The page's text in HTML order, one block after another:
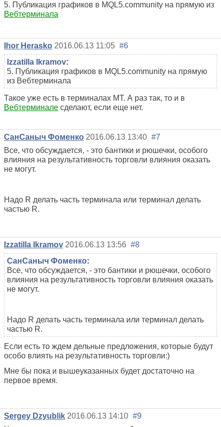
5. Публикация графиков в MQL5.community на прямую из
Вебтерминала
Ihor Herasko 2016.06.13 11:05 #6
Izzatilla Ikramov:
5. Публикация графиков в MQL5.community на прямую
из Вебтерминала
Такое уже есть в терминалах МТ. А раз так, то и в
Вебтерминале сделают, если еще нет.
СанСаныч Фоменко 2016.06.13 13:40 #7
Все, что обсуждается, - это бантики и рюшечки, особого
влияния на результативность торговли влияния оказать
не могут.
Надо R делать часть терминала или терминал делать
частью R.
Izzatilla Ikramov 2016.06.13 13:56 #8
СанСаныч Фоменко:
Все, что обсуждается, - это бантики и рюшечки, особого
влияния на результативность торговли влияния оказать
не могут.
Надо R делать часть терминала или терминал делать
частью R.
Если есть то ждем дельные предложения, которые будут
особо влиять на результативность торговли:)
Мне бы пока и вышеуказанных будет достаточно на
первое время.
Sergey Dzyublik 2016.06.13 14:10 #9